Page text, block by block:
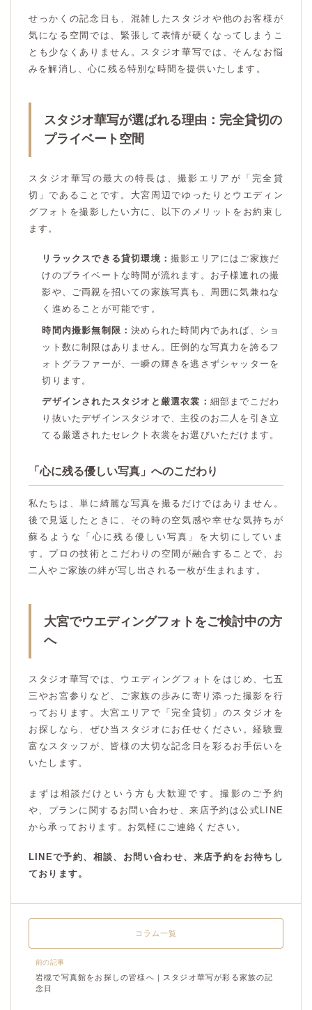
せっかくの記念日も、混雑したスタジオや他のお客様が
気になる空間では、緊張して表情が硬くなってしまうこ
とも少なくありません。スタジオ華写では、そんなお悩
みを解消し、心に残る特別な時間を提供いたします。
スタジオ華写が選ばれる理由：完全貸切の
プライベート空間
スタジオ華写の最大の特長は、撮影エリアが「完全貸
切」であることです。大宮周辺でゆったりとウエディン
グフォトを撮影したい方に、以下のメリットをお約束し
ます。
リラックスできる貸切環境：撮影エリアにはご家族だ
けのプライベートな時間が流れます。お子様連れの撮
影や、ご両親を招いての家族写真も、周囲に気兼ねな
く進めることが可能です。
時間内撮影無制限：決められた時間内であれば、ショ
ット数に制限はありません。圧倒的な写真力を誇るフ
ォトグラファーが、一瞬の輝きを逃さずシャッターを
切ります。
デザインされたスタジオと厳選衣裳： 細部までこだわ
り抜いたデザインスタジオで、主役のお二人を引き立
てる厳選されたセレクト衣裳をお選びいただけます。
「心に残る優しい写真」へのこだわり
私たちは、単に綺麗な写真を撮るだけではありません。
後で見返したときに、その時の空気感や幸せな気持ちが
蘇るような「心に残る優しい写真」を大切にしていま
す。プロの技術とこだわりの空間が融合することで、お
二人やご家族の絆が写し出される一枚が生まれます。
大宮でウエディングフォトをご検討中の方
へ
スタジオ華写では、ウエディングフォトをはじめ、七五
三やお宮参りなど、ご家族の歩みに寄り添った撮影を行
っております。大宮エリアで「完全貸切」のスタジオを
お探しなら、ぜひ当スタジオにお任せください。経験豊
富なスタッフが、皆様の大切な記念日を彩るお手伝いを
いたします。
まずは相談だけという方も大歓迎です。撮影のご予約
や、プランに関するお問い合わせ、来店予約は公式LINE
から承っております。お気軽にご連絡ください。
LINEで予約、相談、お問い合わせ、来店予約をお待ちし
ております。
前の記事
岩槻で写真館をお探しの皆様へ｜スタジオ華写が彩る家族の記
念日
コラム一覧